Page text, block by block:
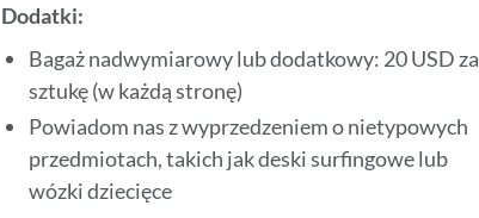
Dodatki:
Bagaż nadwymiarowy lub dodatkowy: 20 USD za
sztukę (w każdą stronę)
Powiadom nas z wyprzedzeniem o nietypowych
przedmiotach, takich jak deski surfingowe lub
wózki dziecięce